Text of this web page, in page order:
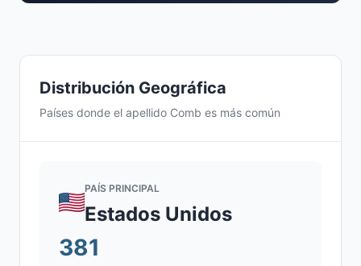
Distribución Geográfica
Países donde el apellido Comb es más común
PAÍS PRINCIPAL
Estados Unidos
381